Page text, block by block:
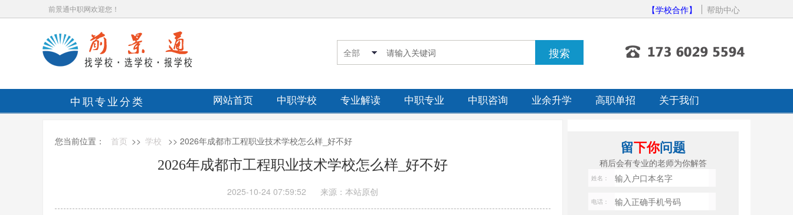
前景通中职网欢迎您！ 【学校合作】 帮助中心
中职专业分类 网站首页 中职学校 专业解读 中职专业 中职咨询 业余升学 高职单招 关于我们
您当前位置： 首页 >> 学校 >> 2026年成都市工程职业技术学校怎么样_好不好
2026年成都市工程职业技术学校怎么样_好不好
2025-10-24 07:59:52 来源：本站原创
留下你问题
稍后会有专业的老师为你解答
姓名：
电话：